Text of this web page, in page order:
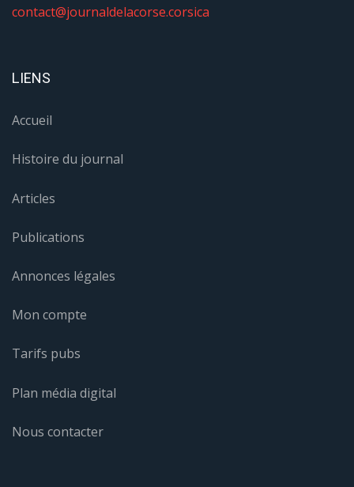
contact@journaldelacorse.corsica
LIENS
Accueil
Histoire du journal
Articles
Publications
Annonces légales
Mon compte
Tarifs pubs
Plan média digital
Nous contacter